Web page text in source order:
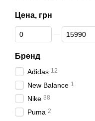
Цена, грн
От Цена, грн
До Цена, грн
Бренд
Adidas 12
New Balance 1
Nike 38
Puma 2